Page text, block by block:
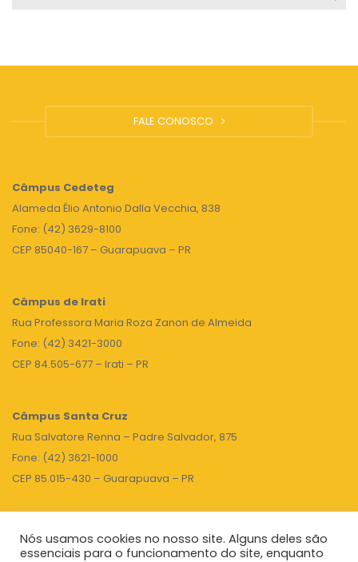
FALE CONOSCO
Câmpus Cedeteg
Alameda Élio Antonio Dalla Vecchia, 838
Fone: (42) 3629-8100
CEP 85040-167 – Guarapuava – PR
Câmpus de Irati
Rua Professora Maria Roza Zanon de Almeida
Fone: (42) 3421-3000
CEP 84.505-677 – Irati – PR
Câmpus Santa Cruz
Rua Salvatore Renna – Padre Salvador, 875
Fone: (42) 3621-1000
CEP 85.015-430 – Guarapuava – PR
TOPO
Nós usamos cookies no nosso site. Alguns deles são
essenciais para o funcionamento do site, enquanto